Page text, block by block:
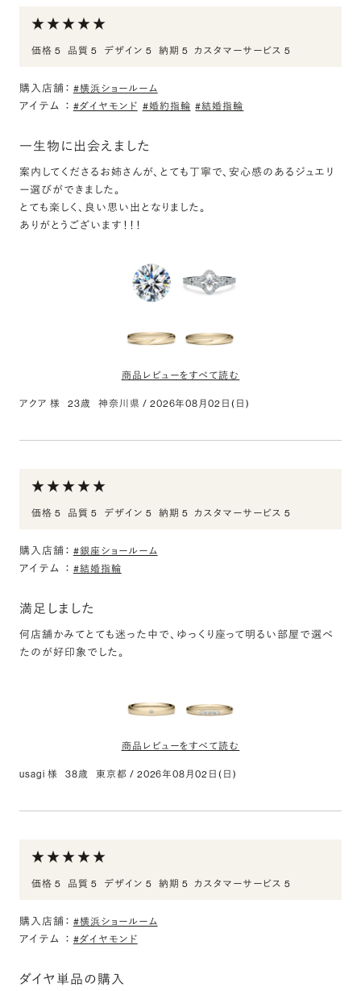
ンを抱く彼を差し置いて選んだ一本。実際に”せっかくだから婚約指
輪も常時つけたい！”と考え、ダイヤ埋め込み型に魅力を感じ即決し
ありがとうございました
希望のものを一緒に選んでいただき助かりました。またお願いしま
PT950 ドマーニ ソリティア リング 0.3ct
ありがとうございます
日常でも使いやすいですシンプルなデザインにしました。またお願
いします。
価格 5 品質 5 デザイン 5 納期 5 カスタマーサービス 5
購入店舗： #横浜ショールーム
アイテム ： #ダイヤモンド #婚約指輪 #結婚指輪
一生物に出会えました
案内してくださるお姉さんが、とても丁寧で、安心感のあるジュエリ
ー選びができました。
とても楽しく、良い思い出となりました。
ありがとうございます！！！
商品レビューをすべて読む
美しい輝き
インターネットで見つけ、訪問させていただきました。接客も丁寧
PT950 イネス ダイヤモンド エタニティタイプ フロー
存在感が素晴らしい
K18CG ルリエ リング 2.5mm 4-14
インターネットで見つけ、訪問させていただきました。接客も丁寧
アクア 様 23歳 神奈川県 / 2026年08月02日(日)
価格 5 品質 5 デザイン 5 納期 5 カスタマーサービス 5
購入店舗： #銀座ショールーム
アイテム ： #結婚指輪
満足しました
何店舗かみてとても迷った中で、ゆっくり座って明るい部屋で選べ
たのが好印象でした。
商品レビューをすべて読む
14.5-20
気に入りました
プラチナの普通のものを購入予定でしたが、商品を拝見してこちら
つけてみると肌に合う感じで気に入りました。
リング 2.3mm 4-14
usagi 様 38歳 東京都 / 2026年08月02日(日)
価格 5 品質 5 デザイン 5 納期 5 カスタマーサービス 5
購入店舗： #横浜ショールーム
アイテム ： #ダイヤモンド
ダイヤ単品の購入